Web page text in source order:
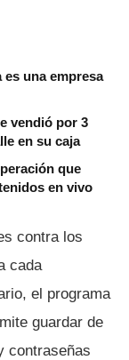
es una empresa
vendió por 3
en su caja
que
en vivo
contra los
cada
el programa
guardar de
contraseñas